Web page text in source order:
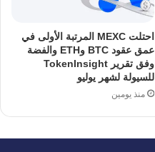
احتلت MEXC المرتبة الأولى في
عمق عقود BTC وETH والفضة
وفق تقرير TokenInsight
للسيولة لشهر يوليو
منذ يومين